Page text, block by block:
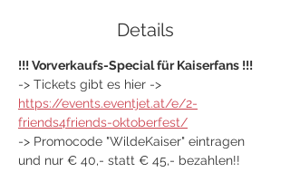
Details
!!! Vorverkaufs-Special für Kaiserfans !!!
-> Tickets gibt es hier ->
https://events.eventjet.at/e/2-
friends4friends-oktoberfest/
-> Promocode "WildeKaiser" eintragen
und nur € 40,- statt € 45,- bezahlen!!